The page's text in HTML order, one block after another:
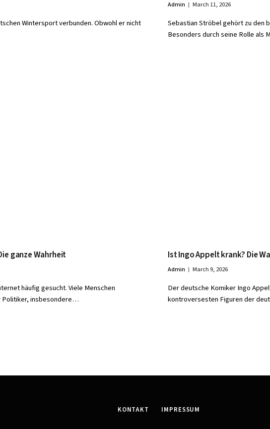
Wintersport verbunden. Obwohl er nicht
Admin March 11, 2026
Sebastian Ströbel gehört zu den
Besonders durch seine Rolle
ganze Wahrheit
häufig gesucht. Viele Menschen
Politiker, insbesondere…
Ist Ingo Appelt krank? Die
Admin March 9, 2026
Der deutsche Komiker Ingo
kontroversesten Figuren der
KONTAKT IMPRESSUM